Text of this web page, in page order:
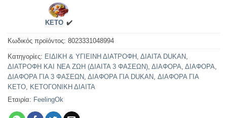
KETO ✔️
Κωδικός προϊόντος: 8023331048994
Κατηγορίες: ΕΙΔΙΚΗ & ΥΓΙΕΙΝΗ ΔΙΑΤΡΟΦΗ , ΔΙΑΙΤΑ DUKAN,
ΔΙΑΤΡΟΦΗ ΚΑΙ ΝΕΑ ΖΩΗ (ΔΙΑΙΤΑ 3 ΦΑΣΕΩΝ), ΔΙΑΦΟΡΑ, ΔΙΑΦΟΡΑ,
ΔΙΑΦΟΡΑ ΓΙΑ 3 ΦΑΣΕΩΝ, ΔΙΑΦΟΡΑ ΓΙΑ DUKAN, ΔΙΑΦΟΡΑ ΓΙΑ
ΚΕΤΟ, ΚΕΤΟΓΟΝΙΚΗ ΔΙΑΙΤΑ
Εταιρία: FeelingOk